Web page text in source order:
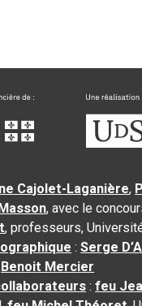
Cajolet-Laganière,
, avec le
, professeurs,
:Serge
Benoit Mercier
:feu